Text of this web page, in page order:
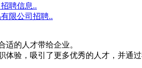
聘信息..
限公司招聘..
适的人才带给企业。
体验，吸引了更多优秀的人才，并通